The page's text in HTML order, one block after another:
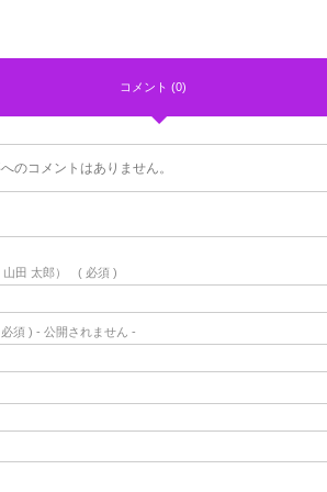
コメント (0)
のコメントはありません。
田 太郎） ( 必須 )
須 ) - 公開されません -